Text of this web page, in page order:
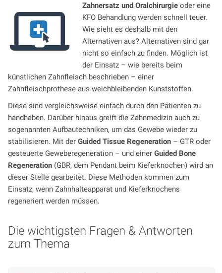
Zahnersatz und Oralchirurgie oder eine
KFO Behandlung werden schnell teuer.
Wie sieht es deshalb mit den
Alternativen aus? Alternativen sind gar
nicht so einfach zu finden. Möglich ist
der Einsatz – wie bereits beim
künstlichen Zahnfleisch beschrieben – einer
Zahnfleischprothese aus weichbleibenden Kunststoffen.
Diese sind vergleichsweise einfach durch den Patienten zu
handhaben. Darüber hinaus greift die Zahnmedizin auch zu
sogenannten Aufbautechniken, um das Gewebe wieder zu
stabilisieren. Mit der Guided Tissue Regeneration– GTR oder
gesteuerte Geweberegeneration – und einer Guided Bone
Regeneration(GBR, dem Pendant beim Kieferknochen) wird an
dieser Stelle gearbeitet. Diese Methoden kommen zum
Einsatz, wenn Zahnhalteapparat und Kieferknochens
regeneriert werden müssen.
Die wichtigsten Fragen & Antworten
zum Thema